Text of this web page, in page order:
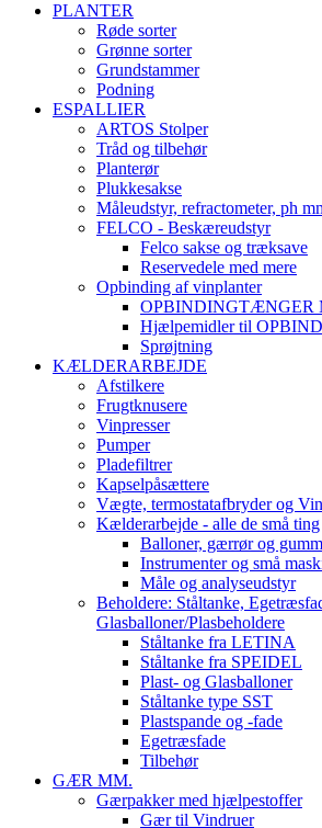
PLANTER
Røde sorter
Grønne sorter
Grundstammer
Podning
ESPALLIER
ARTOS Stolper
Tråd og tilbehør
Planterør
Plukkesakse
Måleudstyr, refractometer, ph
FELCO - Beskæreudstyr
Felco sakse og træksave
Reservedele med mere
Opbinding af vinplanter
OPBINDINGTÆNGER
Hjælpemidler til
Sprøjtning
KÆLDERARBEJDE
Afstilkere
Frugtknusere
Vinpresser
Pumper
Pladefiltrer
Kapselpåsættere
Vægte, termostatafbryder og
Kælderarbejde - alle de små ting
Balloner, gærrør og
Instrumenter og små
Måle og analyseudstyr
Beholdere: Ståltanke,
Glasballoner/Plasbeholdere
Ståltanke fra LETINA
Ståltanke fra SPEIDEL
Plast- og Glasballoner
Ståltanke type SST
Plastspande og -fade
Egetræsfade
Tilbehør
GÆR MM.
Gærpakker med hjælpestoffer
Gær til Vindruer